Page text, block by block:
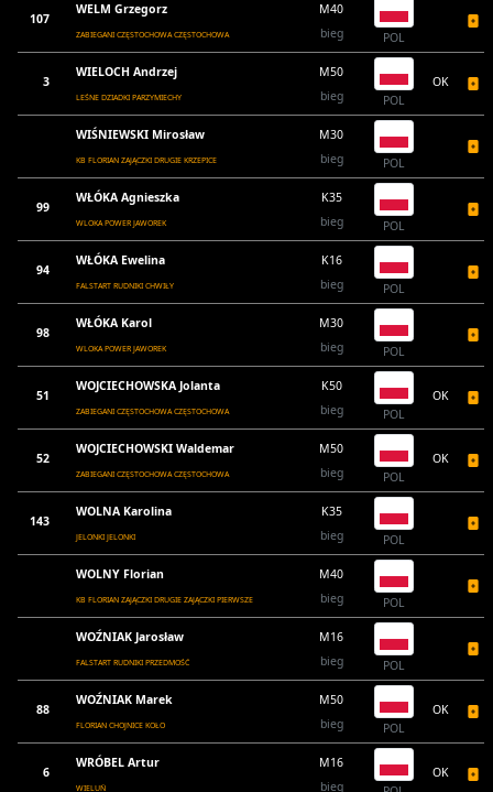
107
WELM Grzegorz
ZABIEGANI CZĘSTOCHOWA CZĘSTOCHOWA
M40
bieg
POL
3
WIELOCH Andrzej
LEŚNE DZIADKI PARZYMIECHY
M50
bieg
POL
OK
WIŚNIEWSKI Mirosław
KB FLORIAN ZAJĄCZKI DRUGIE KRZEPICE
M30
bieg
POL
99
WŁÓKA Agnieszka
WLOKA POWER JAWOREK
K35
bieg
POL
94
WŁÓKA Ewelina
FALSTART RUDNIKI CHWIŁY
K16
bieg
POL
98
WŁÓKA Karol
WLOKA POWER JAWOREK
M30
bieg
POL
51
WOJCIECHOWSKA Jolanta
ZABIEGANI CZĘSTOCHOWA CZĘSTOCHOWA
K50
bieg
POL
OK
52
WOJCIECHOWSKI Waldemar
ZABIEGANI CZĘSTOCHOWA CZĘSTOCHOWA
M50
bieg
POL
OK
143
WOLNA Karolina
JELONKI JELONKI
K35
bieg
POL
WOLNY Florian
KB FLORIAN ZAJĄCZKI DRUGIE ZAJĄCZKI PIERWSZE
M40
bieg
POL
WOŹNIAK Jarosław
FALSTART RUDNIKI PRZEDMOŚĆ
M16
bieg
POL
88
WOŹNIAK Marek
FLORIAN CHOJNICE KOŁO
M50
bieg
POL
OK
6
WRÓBEL Artur
WIELUŃ
M16
bieg
OK